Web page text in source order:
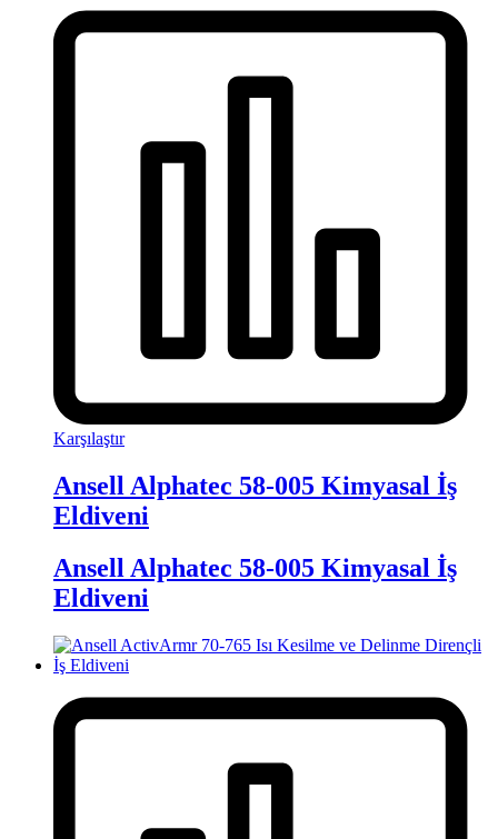
Karşılaştır
Ansell Alphatec 58-005 Kimyasal İş
Eldiveni
Ansell Alphatec 58-005 Kimyasal İş
Eldiveni